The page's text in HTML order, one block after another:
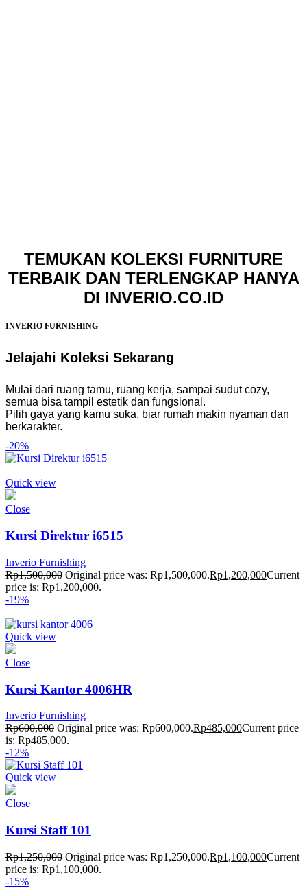
TEMUKAN KOLEKSI FURNITURE
TERBAIK DAN TERLENGKAP HANYA
DI INVERIO.CO.ID
INVERIO FURNISHING
Jelajahi Koleksi Sekarang
Mulai dari ruang tamu, ruang kerja, sampai sudut cozy,
semua bisa tampil estetik dan fungsional.
Pilih gaya yang kamu suka, biar rumah makin nyaman dan
berkarakter.
-20%
Quick view
Close
Kursi Direktur i6515
Inverio Furnishing
Rp1,500,000 Original price was: Rp1,500,000.Rp1,200,000Current
price is: Rp1,200,000.
-19%
Quick view
Close
Kursi Kantor 4006HR
Inverio Furnishing
Rp600,000 Original price was: Rp600,000.Rp485,000Current price
is: Rp485,000.
-12%
Quick view
Close
Kursi Staff 101
Rp1,250,000 Original price was: Rp1,250,000.Rp1,100,000Current
price is: Rp1,100,000.
-15%